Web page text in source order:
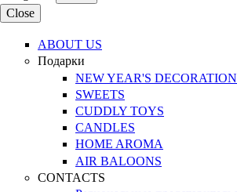
Close
ABOUT US
Подарки
NEW YEAR'S
SWEETS
CUDDLY TOYS
CANDLES
HOME AROMA
AIR BALOONS
CONTACTS